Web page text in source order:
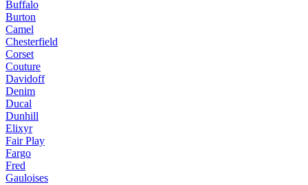
Buffalo
Burton
Camel
Chesterfield
Corset
Couture
Davidoff
Denim
Ducal
Dunhill
Elixyr
Fair Play
Fargo
Fred
Gauloises